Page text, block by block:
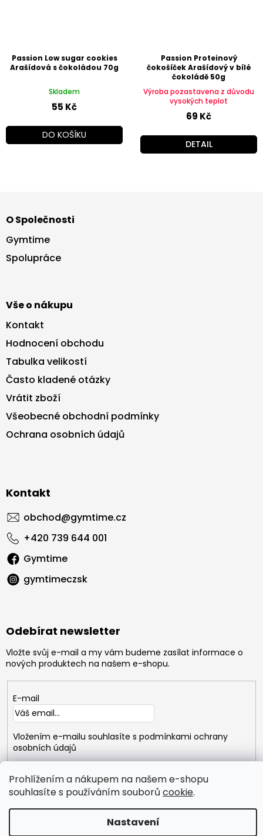
Prohlížením a nákupem na našem e-shopu
souhlasíte s používáním souborů cookie.
Nastavení
Passion Low sugar cookies
Arašídová s čokoládou 70g
Skladem
55 Kč
DO KOŠÍKU
Passion Proteinový
čokošíček Arašídový v bílé
čokoládě 50g
Výroba pozastavena z důvodu
vysokých teplot
69 Kč
DETAIL
p
a
O Společnosti
Gymtime
Spolupráce
Vše o nákupu
Kontakt
Hodnocení obchodu
Tabulka velikostí
Často kladené otázky
Vrátit zboží
Všeobecné obchodní podmínky
Ochrana osobních údajů
Kontakt
obchod@gymtime.cz
+420 739 644 001
Gymtime
gymtimeczsk
Odebírat newsletter
Vložte svůj e-mail a my vám budeme zasílat informace o
nových produktech na našem e-shopu.
E-mail
Vložením e-mailu souhlasíte s podmínkami ochrany
osobních údajů
PŘIHLÁSIT
SE
GYMTIME. Všechna práva vyhrazena.